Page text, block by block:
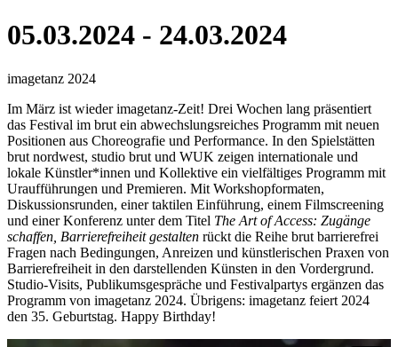
05.03.2024 - 24.03.2024
imagetanz 2024
Im März ist wieder imagetanz-Zeit! Drei Wochen lang präsentiert
das Festival im brut ein abwechslungsreiches Programm mit neuen
Positionen aus Choreografie und Performance. In den Spielstätten
brut nordwest, studio brut und WUK zeigen internationale und
lokale Künstler*innen und Kollektive ein vielfältiges Programm mit
Uraufführungen und Premieren. Mit Workshopformaten,
Diskussionsrunden, einer taktilen Einführung, einem Filmscreening
und einer Konferenz unter dem Titel The Art of Access: Zugänge
schaffen, Barrierefreiheit gestalten rückt die Reihe brut barrierefrei
Fragen nach Bedingungen, Anreizen und künstlerischen Praxen von
Barrierefreiheit in den darstellenden Künsten in den Vordergrund.
Studio-Visits, Publikumsgespräche und Festivalpartys ergänzen das
Programm von imagetanz 2024. Übrigens: imagetanz feiert 2024
den 35. Geburtstag. Happy Birthday!